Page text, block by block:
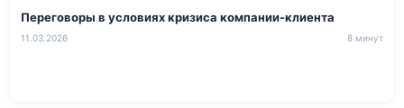
Переговоры в условиях кризиса компании-клиента
11.03.2026 8 минут